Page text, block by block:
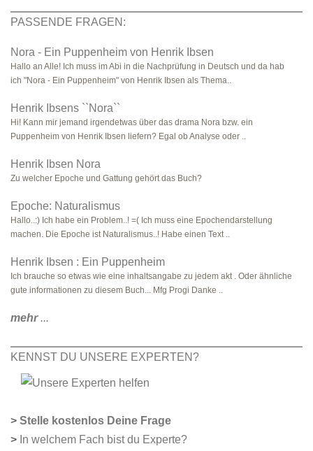
PASSENDE FRAGEN:
Nora - Ein Puppenheim von Henrik Ibsen
Hallo an Alle! Ich muss im Abi in die Nachprüfung in Deutsch und da hab
ich "Nora - Ein Puppenheim" von Henrik Ibsen als Thema..
Henrik Ibsens ``Nora``
Hi! Kann mir jemand irgendetwas über das drama Nora bzw. ein
Puppenheim von Henrik Ibsen liefern? Egal ob Analyse oder ..
Henrik Ibsen Nora
Zu welcher Epoche und Gattung gehört das Buch?
Epoche: Naturalismus
Hallo..:) Ich habe ein Problem..! =( Ich muss eine Epochendarstellung
machen. Die Epoche ist Naturalismus..! Habe einen Text ..
Henrik Ibsen : Ein Puppenheim
Ich brauche so etwas wie eine inhaltsangabe zu jedem akt . Oder ähnliche
gute informationen zu diesem Buch... Mfg Progi Danke ..
mehr...
KENNST DU UNSERE EXPERTEN?
> Stelle kostenlos Deine Frage
> In welchem Fach bist du Experte?